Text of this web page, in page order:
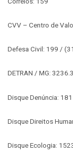
CVV – Centro de
Defesa Civil: 199 /
DETRAN / MG:
Disque Denúncia: 181
Disque Direitos
Disque Ecologia: